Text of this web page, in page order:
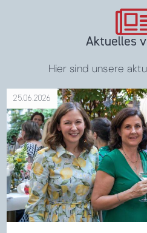
Aktuelles
Hier sind unsere
25.06.2026